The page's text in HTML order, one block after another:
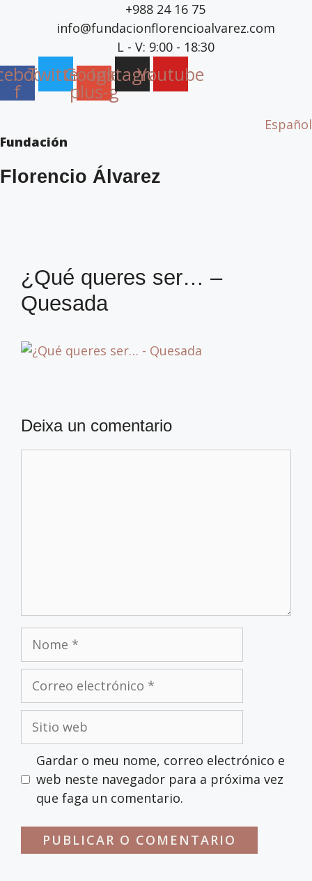
+988 24 16 75
info@fundacionflorencioalvarez.com
L - V: 9:00 - 18:30
f
TwitterGoogle-
plus-g
Instagram
Youtube
Español
Fundación
Florencio Álvarez
¿Qué queres ser… –
Quesada
Deixa un comentario
electrónico
web
Gardar o meu nome, correo electrónico e
web neste navegador para a próxima vez
que faga un comentario.